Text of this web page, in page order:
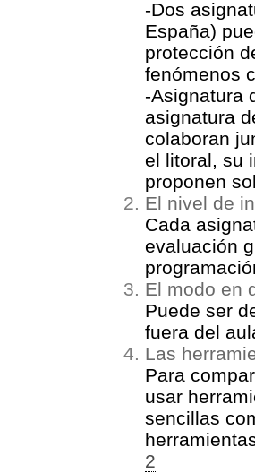
-Dos
España)
protección
fenómenos
-Asignatura
asignatura
colaboran
el litoral, su
proponen
El nivel de
Cada
evaluación
El modo en
Puede ser
fuera del
Las
Para
usar
sencillas
2